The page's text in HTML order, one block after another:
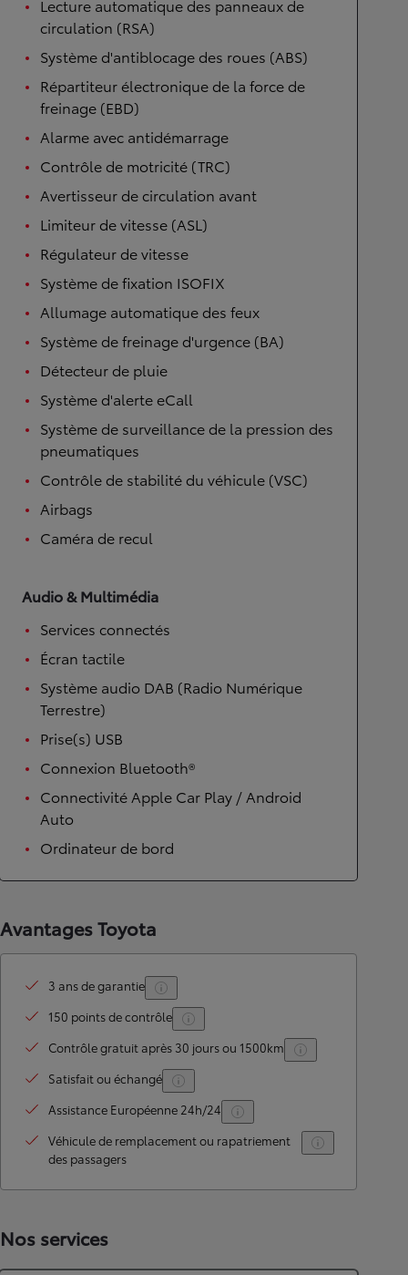
Lecture automatique des panneaux de
circulation (RSA)
Système d'antiblocage des roues (ABS)
Répartiteur électronique de la force de
freinage (EBD)
Alarme avec antidémarrage
Contrôle de motricité (TRC)
Avertisseur de circulation avant
Limiteur de vitesse (ASL)
Régulateur de vitesse
Système de fixation ISOFIX
Allumage automatique des feux
Système de freinage d'urgence (BA)
Détecteur de pluie
Système d'alerte eCall
Système de surveillance de la pression des
pneumatiques
Contrôle de stabilité du véhicule (VSC)
Airbags
Caméra de recul
Audio & Multimédia
Services connectés
Écran tactile
Système audio DAB (Radio Numérique
Terrestre)
Prise(s) USB
Connexion Bluetooth®
Connectivité Apple Car Play / Android
Auto
Ordinateur de bord
Avantages Toyota
3 ans de garantie
150 points de contrôle
Contrôle gratuit après 30 jours ou 1500km
Satisfait ou échangé
Assistance Européenne 24h/24
Véhicule de remplacement ou rapatriement
des passagers
Nos services